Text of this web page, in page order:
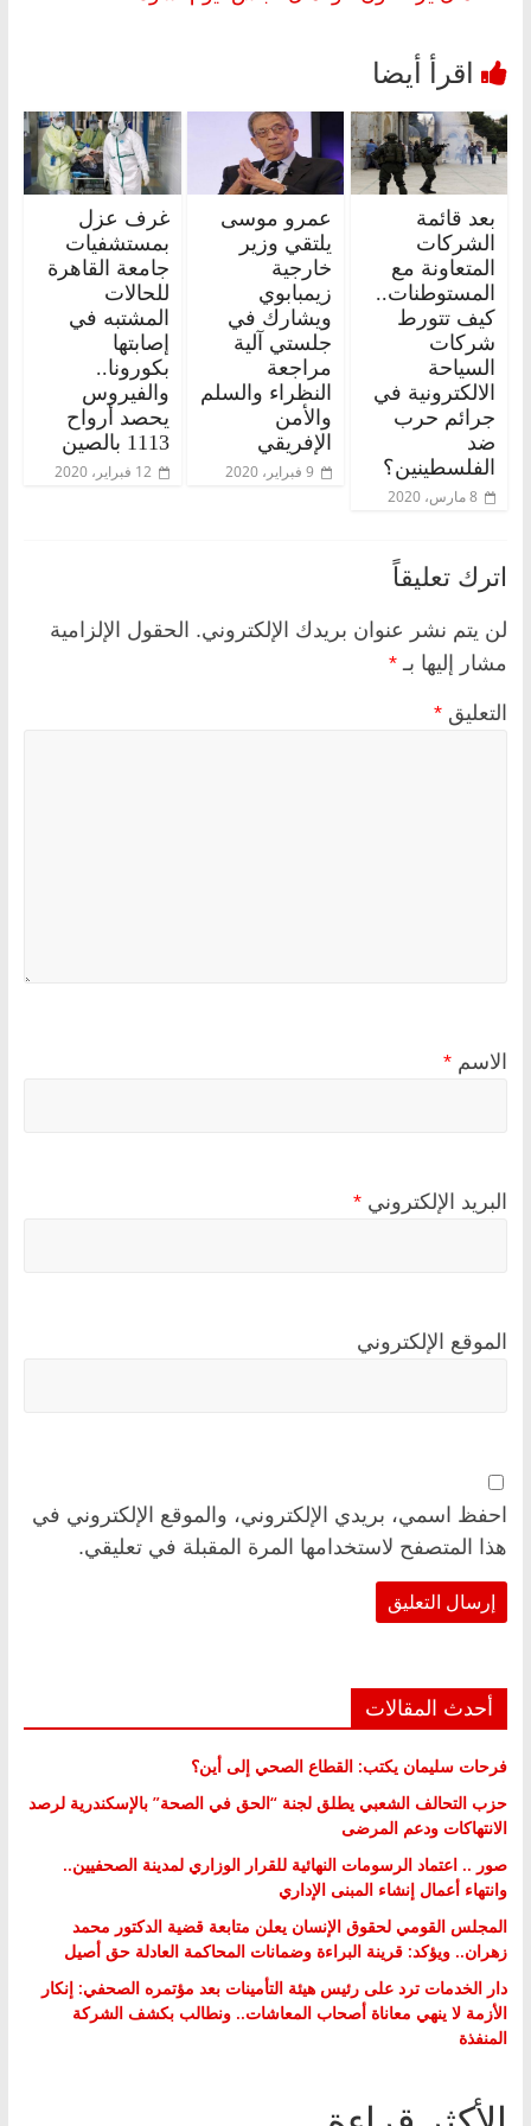
بعد قائمة
الشركات
المتعاونة مع
المستوطنات..
كيف تتورط
شركات
السياحة
الالكترونية في
جرائم حرب
ضد
الفلسطينين؟
8 مارس، 2020
عمرو موسى
يلتقي وزير
خارجية
زيمبابوي
ويشارك في
جلستي آلية
مراجعة
النظراء والسلم
والأمن
الإفريقي
9 فبراير، 2020
غرف عزل
بمستشفيات
جامعة القاهرة
للحالات
المشتبه في
إصابتها
بكورونا..
والفيروس
يحصد أرواح
1113 بالصين
12 فبراير، 2020
اترك تعليقاً
لن يتم نشر عنوان بريدك الإلكتروني. الحقول الإلزامية
مشار إليها بـ *
التعليق *
الاسم *
البريد الإلكتروني *
الموقع الإلكتروني
احفظ اسمي، بريدي الإلكتروني، والموقع الإلكتروني في
هذا المتصفح لاستخدامها المرة المقبلة في تعليقي.
أحدث المقالات
فرحات سليمان يكتب: القطاع الصحي إلى أين؟
حزب التحالف الشعبي يطلق لجنة “الحق في الصحة” بالإسكندرية لرصد
الانتهاكات ودعم المرضى
صور .. اعتماد الرسومات النهائية للقرار الوزاري لمدينة الصحفيين..
وانتهاء أعمال إنشاء المبنى الإداري
المجلس القومي لحقوق الإنسان يعلن متابعة قضية الدكتور محمد
زهران.. ويؤكد: قرينة البراءة وضمانات المحاكمة العادلة حق أصيل
دار الخدمات ترد على رئيس هيئة التأمينات بعد مؤتمره الصحفي: إنكار
الأزمة لا ينهي معاناة أصحاب المعاشات.. ونطالب بكشف الشركة
المنفذة